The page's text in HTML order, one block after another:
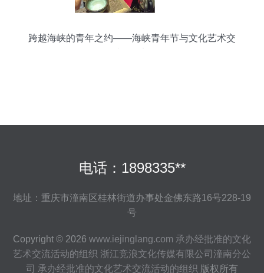
跨越海峡的青年之约——海峡青年节与文化艺术交
电话：1898335**
地址：重庆市潼南区桂林街道办事处金佛东路16号228-19
号
Copyright © 2026 www.iejinglang.com 承办经批准的文化
艺术交流活动的组织 浙江竞浪文化传媒有限公司潼南分公
司 承办经批准的文化艺术交流活动的组织 版权所有